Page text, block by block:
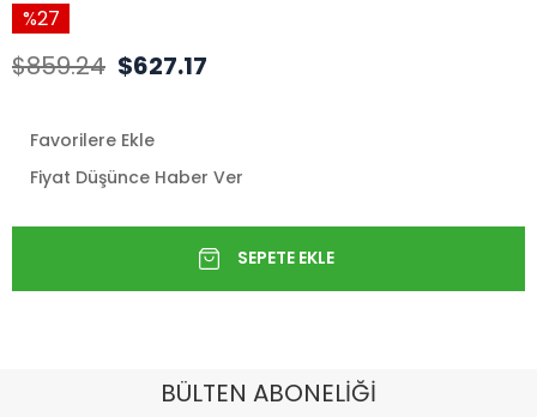
27
$859.24 $627.17
Favorilere Ekle
Fiyat Düşünce Haber Ver
BÜLTEN ABONELİĞİ